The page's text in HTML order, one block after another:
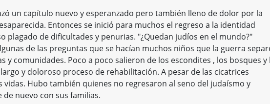
un capítulo nuevo y esperanzado pero también lleno de dolor por la
Entonces se inició para muchos el regreso a la identidad
plagado de dificultades y penurias. "¿Quedan judíos en el mundo?"
de las preguntas que se hacían muchos niños que la guerra
y comunidades. Poco a poco salieron de los escondites , los bosques y
y doloroso proceso de rehabilitación. A pesar de las cicatrices
Hubo también quienes no regresaron al seno del judaísmo y
nuevo con sus familias.